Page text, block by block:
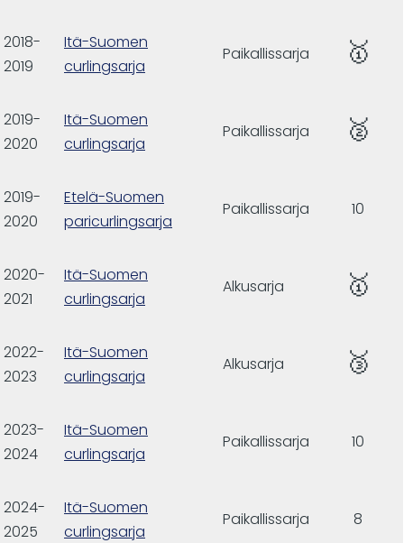
2018-
2019
Itä-Suomen
curlingsarja
Paikallissarja 🥇
2019-
2020
Itä-Suomen
curlingsarja
Paikallissarja 🥈
2019-
2020
Etelä-Suomen
paricurlingsarja
Paikallissarja 10
2020-
2021
Itä-Suomen
curlingsarja
Alkusarja 🥇
2022-
2023
Itä-Suomen
curlingsarja
Alkusarja 🥉
2023-
2024
Itä-Suomen
curlingsarja
Paikallissarja 10
2024-
2025
Itä-Suomen
curlingsarja
Paikallissarja 8